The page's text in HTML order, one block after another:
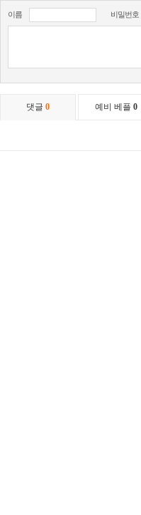
이름 비밀번호
댓글 0 예비 베플 0